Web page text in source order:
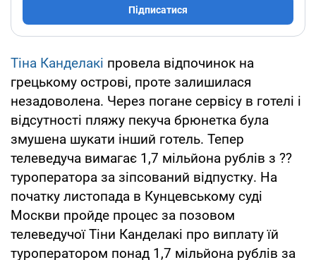
Підписатися
Тіна Канделакі провела відпочинок на
грецькому острові, проте залишилася
незадоволена. Через погане сервісу в готелі і
відсутності пляжу пекуча брюнетка була
змушена шукати інший готель. Тепер
телеведуча вимагає 1,7 мільйона рублів з ??
туроператора за зіпсований відпустку. На
початку листопада в Кунцевському суді
Москви пройде процес за позовом
телеведучої Тіни Канделакі про виплату їй
туроператором понад 1,7 мільйона рублів за